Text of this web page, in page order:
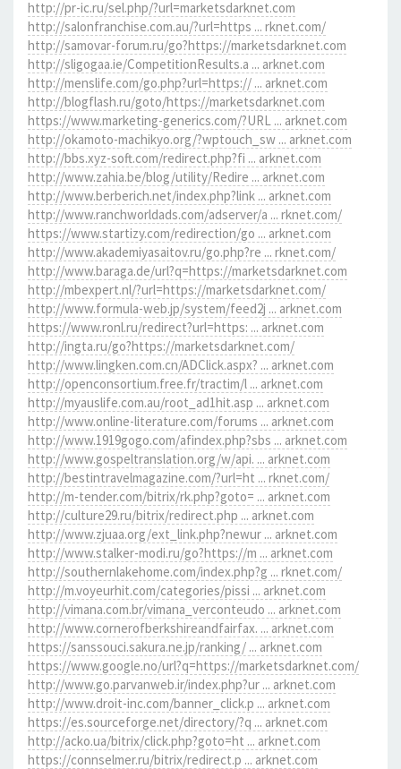
http://pr-ic.ru/sel.php/?url=marketsdarknet.com
http://salonfranchise.com.au/?url=https ... rknet.com/
http://samovar-forum.ru/go?https://marketsdarknet.com
http://sligogaa.ie/CompetitionResults.a ... arknet.com
http://menslife.com/go.php?url=https:// ... arknet.com
http://blogflash.ru/goto/https://marketsdarknet.com
https://www.marketing-generics.com/?URL ... arknet.com
http://okamoto-machikyo.org/?wptouch_sw ... arknet.com
http://bbs.xyz-soft.com/redirect.php?fi ... arknet.com
http://www.zahia.be/blog/utility/Redire ... arknet.com
http://www.berberich.net/index.php?link ... arknet.com
http://www.ranchworldads.com/adserver/a ... rknet.com/
https://www.startizy.com/redirection/go ... arknet.com
http://www.akademiyasaitov.ru/go.php?re ... rknet.com/
http://www.baraga.de/url?q=https://marketsdarknet.com
http://mbexpert.nl/?url=https://marketsdarknet.com/
http://www.formula-web.jp/system/feed2j ... arknet.com
https://www.ronl.ru/redirect?url=https: ... arknet.com
http://ingta.ru/go?https://marketsdarknet.com/
http://www.lingken.com.cn/ADClick.aspx? ... arknet.com
http://openconsortium.free.fr/tractim/l ... arknet.com
http://myauslife.com.au/root_ad1hit.asp ... arknet.com
http://www.online-literature.com/forums ... arknet.com
http://www.1919gogo.com/afindex.php?sbs ... arknet.com
http://www.gospeltranslation.org/w/api. ... arknet.com
http://bestintravelmagazine.com/?url=ht ... rknet.com/
http://m-tender.com/bitrix/rk.php?goto= ... arknet.com
http://culture29.ru/bitrix/redirect.php ... arknet.com
http://www.zjuaa.org/ext_link.php?newur ... arknet.com
http://www.stalker-modi.ru/go?https://m ... arknet.com
http://southernlakehome.com/index.php?g ... rknet.com/
http://m.voyeurhit.com/categories/pissi ... arknet.com
http://vimana.com.br/vimana_verconteudo ... arknet.com
http://www.cornerofberkshireandfairfax. ... arknet.com
https://sanssouci.sakura.ne.jp/ranking/ ... arknet.com
https://www.google.no/url?q=https://marketsdarknet.com/
http://www.go.parvanweb.ir/index.php?ur ... arknet.com
http://www.droit-inc.com/banner_click.p ... arknet.com
https://es.sourceforge.net/directory/?q ... arknet.com
http://acko.ua/bitrix/click.php?goto=ht ... arknet.com
https://connselmer.ru/bitrix/redirect.p ... arknet.com